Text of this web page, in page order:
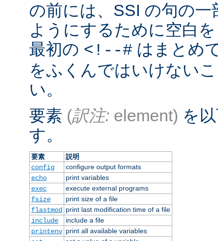
の前には、SSI の句の
ようにするために空白
最初の <!--# はまとめ
をふくんではいけない
い。
要素 (訳注: element) を
す。
要素
説明
config
configure output formats
echo
print variables
exec
execute external programs
fsize
print size of a file
flastmod
print last modification time of a file
include
include a file
printenv print all available variables